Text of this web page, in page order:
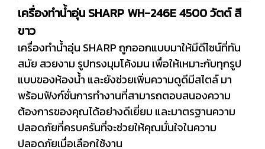
เครื่องทำน้ำอุ่น SHARP WH-246E 4500 วัตต์ สี
ขาว
เครื่องทำน้ำอุ่น SHARP ถูกออกแบบมาให้มีดีไซน์ที่ทัน
สมัย สวยงาม รูปทรงมุมโค้งมน เพื่อให้เหมาะกับทุกรูป
แบบของห้องน้ำ และยังช่วยเพิ่มความดูดีมีสไตล์ มา
พร้อมฟังก์ชั่นการทำงานที่สามารถตอบสนองความ
ต้องการของคุณได้อย่างดีเยี่ยม และมาตรฐานความ
ปลอดภัยที่ครบครันที่จะช่วยให้คุณมั่นใจในความ
ปลอดภัยเมื่อเลือกใช้งาน